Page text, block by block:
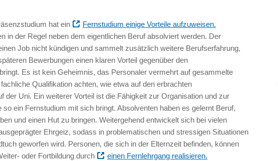
hat ein
Fernstudium einige Vorteile aufzuweisen.
in der Regel neben dem eigentlichen Beruf absolviert werden. Der
Job nicht kündigen und sammelt zusätzlich weitere Berufserfahrung,
Bewerbungen einen klaren Vorteil gegenüber den
Es ist kein Geheimnis, das Personaler vermehrt auf gesammelte
Qualifikation achten, wie etwa auf den erbrachten
der Uni. Ein weiterer Vorteil ist die Fähigkeit zur Organisation und zur
so ein Fernstudium mit sich bringt. Absolventen haben es gelernt Beruf,
und einen Hut zu bringen. Weitergehend entwickelt sich bei vielen
Ehrgeiz, sodass in problematischen und stressigen Situationen
geworfen wird. Personen, die sich in der Elternzeit befinden, können
oder Fortbildung durch
einen Fernlehrgang realisieren.